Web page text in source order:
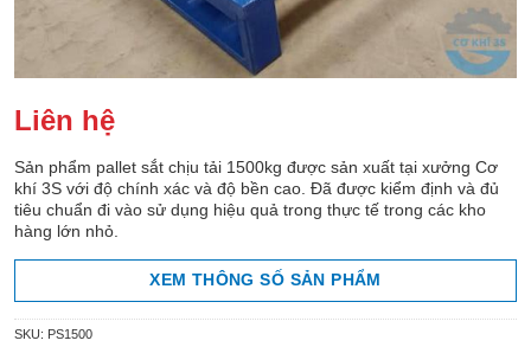
Liên hệ
Sản phẩm pallet sắt chịu tải 1500kg được sản xuất tại xưởng Cơ
khí 3S với độ chính xác và độ bền cao. Đã được kiểm định và đủ
tiêu chuẩn đi vào sử dụng hiệu quả trong thực tế trong các kho
hàng lớn nhỏ.
XEM THÔNG SỐ SẢN PHẨM
SKU: PS1500